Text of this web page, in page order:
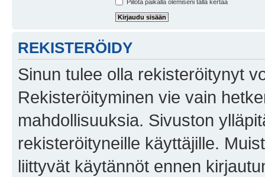
Piilota paikalla olemiseni tällä kertaa
REKISTERÖIDY
Sinun tulee olla rekisteröitynyt
Rekisteröityminen vie vain
mahdollisuuksia. Sivuston
rekisteröityneille käyttäjille.
liittyvät käytännöt ennen